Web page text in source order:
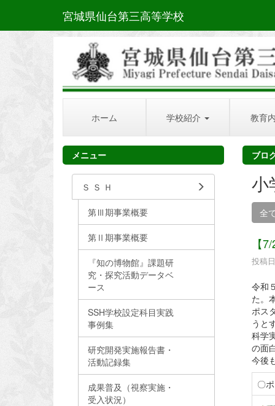
宮城県仙台第三高等学校
ホーム 学校紹介 教育
ブロ
小
全
【
投稿
令和
た。
ポス
うと
科学
の面
今後
〇
メニュー
Ｓ Ｓ Ｈ
第Ⅲ期事業概要
第Ⅱ期事業概要
『知の博物館』課題研
究・探究活動データベ
ース
SSH学校設定科目実践
事例集
研究開発実施報告書・
活動記録集
成果普及（視察実施・
受入状況）